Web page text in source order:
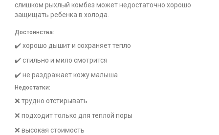
слишком рыхлый комбез может недостаточно хорошо
защищать ребенка в холода.
Достоинства:
✔️ хорошо дышит и сохраняет тепло
✔️ стильно и мило смотрится
✔️ не раздражает кожу малыша
Недостатки:
❌ трудно отстирывать
❌ подходит только для теплой поры
❌ высокая стоимость